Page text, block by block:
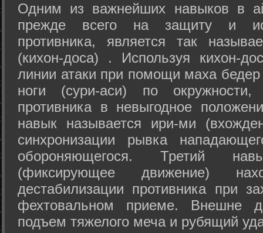
Одним из важнейших навыков в
прежде всего на защиту и
противника, является так
(кихон-доса) . Используя кихон-
линии атаки при помощи маха
ноги (сури-аси) по
противника в невыгодное
навык называется ири-ми
синхронизации рывка
обороняющегося. Третий
(фиксирующее движение)
дестабилизации противника при
фехтовальном приеме. Внешне
подъем тяжелого меча и рубящий